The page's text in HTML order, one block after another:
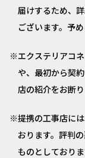
届けするため、
ございます。予
エクステリアコ
や、最初から契
店の紹介をお断り
提携の工事店に
おります。評判
ものとしており